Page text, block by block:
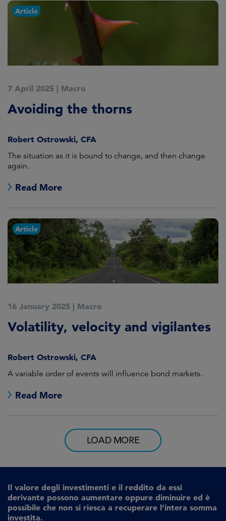
Article
7 April 2025 | Macro
Avoiding the thorns
Robert Ostrowski, CFA
The situation as it is bound to change, and then change
again.
Read More
Article
16 January 2025 | Macro
Volatility, velocity and vigilantes
Robert Ostrowski, CFA
A variable order of events will influence bond markets.
Read More
LOAD MORE
Il valore degli investimenti e il reddito da essi
derivante possono aumentare oppure diminuire ed è
possibile che non si riesca a recuperare l’intera somma
investita.